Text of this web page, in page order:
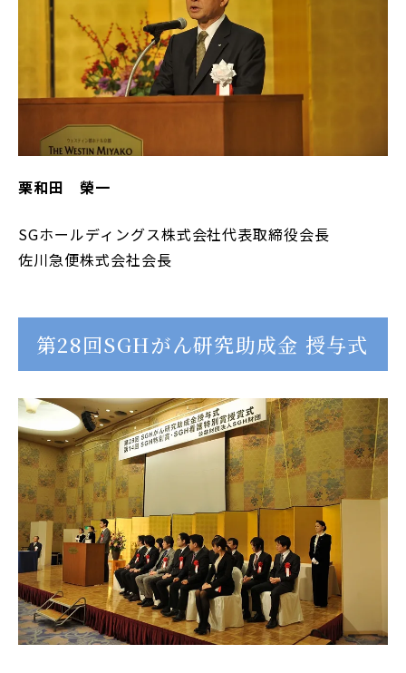
栗和田 榮一
SGホールディングス株式会社代表取締役会長
佐川急便株式会社会長
第28回SGHがん研究助成金 授与式